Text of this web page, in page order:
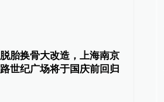
脱胎换骨大改造，上海南京
路世纪广场将于国庆前回归